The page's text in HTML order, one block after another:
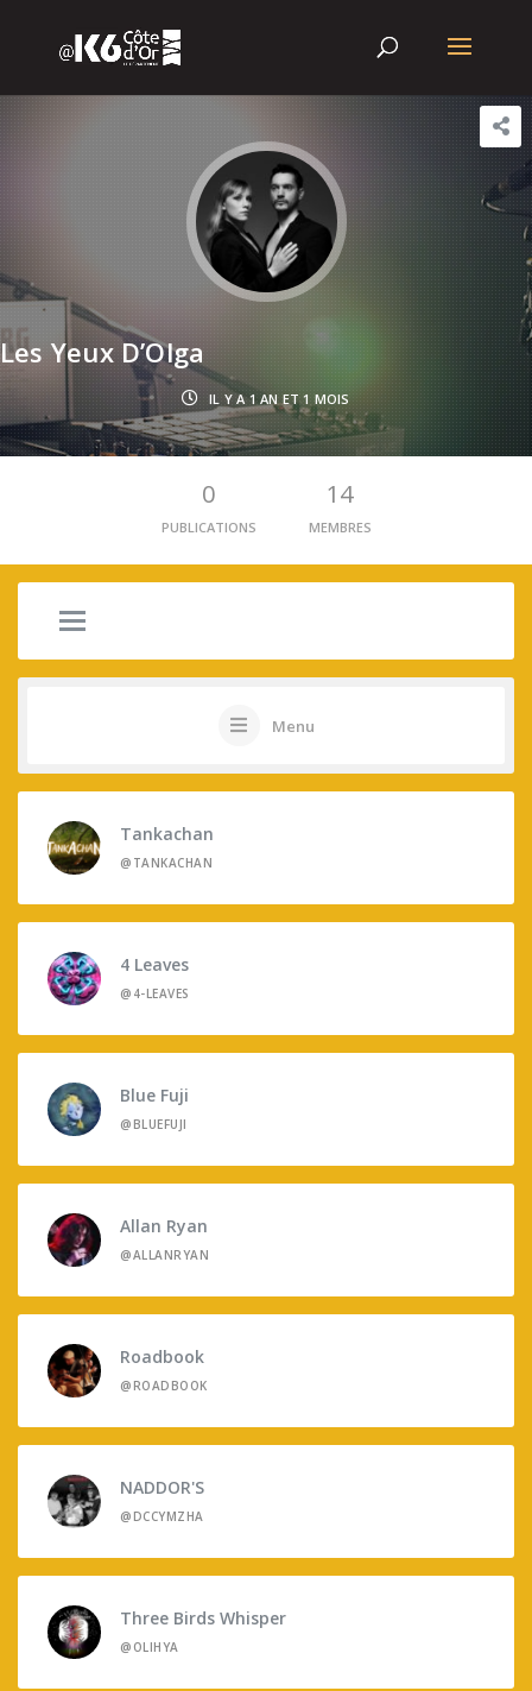
Les Yeux D’Olga
IL Y A 1 AN ET 1 MOIS
0
PUBLICATIONS
14
MEMBRES
Menu
Tankachan
@TANKACHAN
4 Leaves
@4-LEAVES
Blue Fuji
@BLUEFUJI
Allan Ryan
@ALLANRYAN
Roadbook
@ROADBOOK
NADDOR'S
@DCCYMZHA
Three Birds Whisper
@OLIHYA